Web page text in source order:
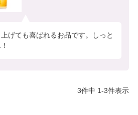
げても喜ばれるお品です。しっと
3件中 1-3件表示